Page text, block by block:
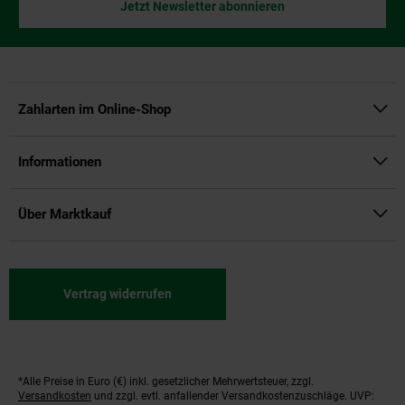
Jetzt Newsletter abonnieren
Zahlarten im Online-Shop
Informationen
Über Marktkauf
Vertrag widerrufen
Fußnoten
*Alle Preise in Euro (€) inkl. gesetzlicher Mehrwertsteuer, zzgl.
Versandkosten und zzgl. evtl. anfallender Versandkostenzuschläge. UVP: